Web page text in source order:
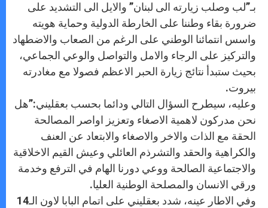
بـ”لب وصلب زيارته الى لبنان” والايل الى التشديد على
ضرورة بقاء وطننا على الخارطة الدولية وحماية هويته
واسس انتمائنا الوطني على الرغم من الصعاب والاضطهاد
والتركيز على الرجاء والامل والتواصل والوعي الجماعي،
بحيث ستبدأ نتائج زيارة الحبر الاعظم فصولا مع مغادرته
بيروت.
وعليه، سيطرح السؤال التالي ودائما بحسب بعقليني:”هل
نحن مدركون لاهمية الاصغاء وتعزيز اواصر المصالحة
الحقة مع الذات والاخر والاصغاء والابتعاد عن العنف
والكراهية والحقد والتشرذم العائلي وعيش القيم الاخلاقية
والاجتماعية الصالحة ووعي دورنا الهام في الترفع وخدمة
ورقي الانسان والمصلحة الوطنية العليا.
وفي الاطار عينه، شدد بعقليني على اتمام البابا لاون الـ14